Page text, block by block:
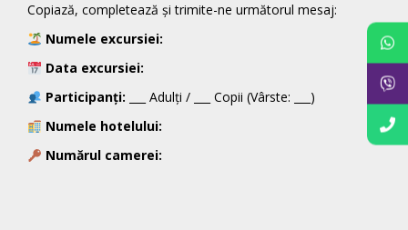
Copiază, completează și trimite-ne următorul mesaj:
Numele excursiei:
Data excursiei:
Participanți: ___ Adulți / ___ Copii (Vârste: ___)
Numele hotelului:
Numărul camerei: